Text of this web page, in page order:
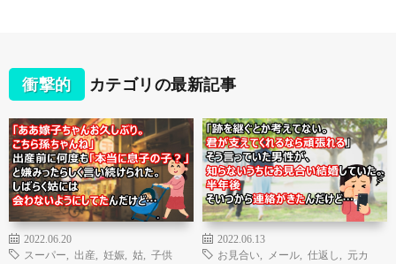
衝撃的 カテゴリの最新記事
2022.06.20
スーパー
出産 妊娠 姑 子供
2022.06.13
お見合い
メール 仕返し
元カ